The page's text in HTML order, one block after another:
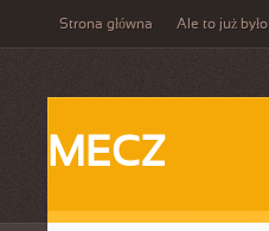
Strona główna Ale to już było
MECZ